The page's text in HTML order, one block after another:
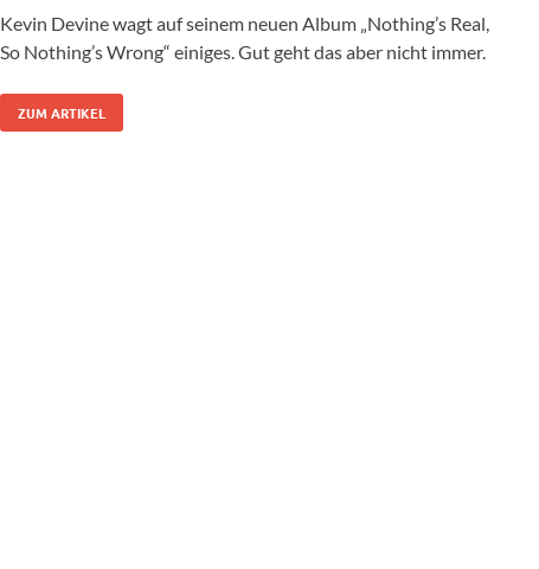
Kevin Devine wagt auf seinem neuen Album „Nothing’s Real,
So Nothing’s Wrong“ einiges. Gut geht das aber nicht immer.
ZUM ARTIKEL